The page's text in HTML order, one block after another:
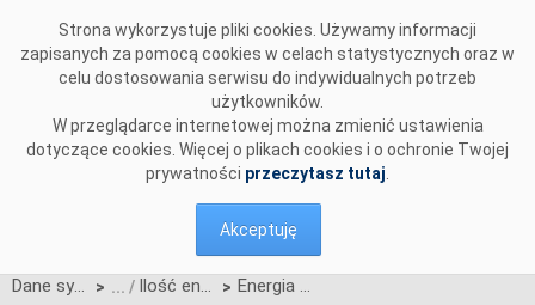
Strona wykorzystuje pliki cookies. Używamy informacji
zapisanych za pomocą cookies w celach statystycznych oraz w
celu dostosowania serwisu do indywidualnych potrzeb
użytkowników.
W przeglądarce internetowej można zmienić ustawienia
dotyczące cookies. Więcej o plikach cookies i o ochronie Twojej
prywatności przeczytasz tutaj
Akceptuję
Dane systemowe > Ilość energii bilansującej i realokowanej > Energia nieplanowana